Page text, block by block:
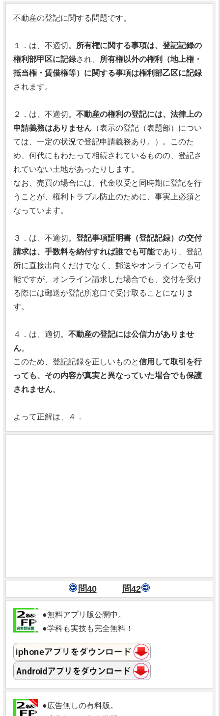
不動産の登記に関する問題です。
１．は、不適切。
所有権に関する事項は、登記記録の
権利部甲区に記録され、
所有権以外の権利（地上権・
抵当権・賃借権等）に関する事項は権利部乙区に記録
されます。
２．は、不適切。 不動産の権利の登記には、法律上の
申請義務はありません （表示の登記（表題部）につい
ては、一定の状況で登記申請義務あり。）。このた
め、何代にもわたって相続されているものの、登記さ
れていない土地があったりします。
なお、売買の場合には、代金収受と同時期に登記を行
うことが、権利トラブル防止のために、事実上必須と
なっています。
３．は、不適切。 登記事項証明書（登記記録）の交付
請求は、手数料を納付すれば誰でも可能であり、登記
所に直接出向くだけでなく、郵送やオンラインでも可
能ですが、オンライン請求した場合でも、交付を受け
る際には郵送か登記所窓口で受け取ることになりま
す。
４．は、適切。 不動産の登記には公信力がありませ
ん。
このため、登記記録を正しいものと信用して取引を行
っても、その内容が真実と異なっていた場合でも保護
されません。
よって正解は、４．
問40 問42
●無料アプリ版公開中。
●学科も実技も完全無料！
●広告無しの有料版。